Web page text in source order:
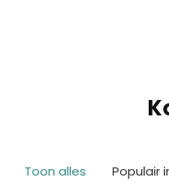
Toon alles Populair